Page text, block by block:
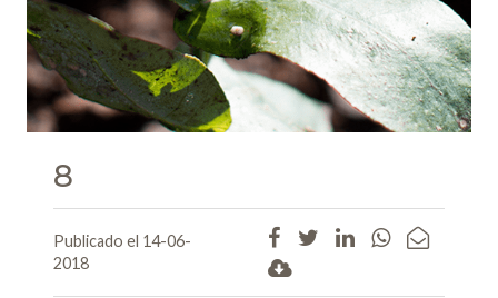
8
Publicado el 14-06-
2018